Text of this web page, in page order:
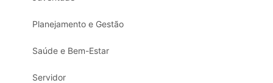
Planejamento e Gestão
Saúde e Bem-Estar
Servidor